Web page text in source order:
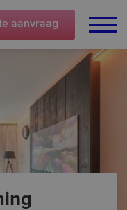
aanvraag